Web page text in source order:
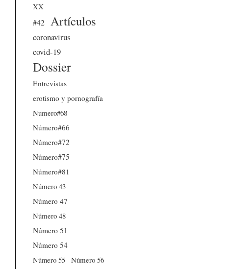
XX
#42
Artículos
coronavirus
covid-19
Dossier
Entrevistas
erotismo y pornografía
Numero#68
Número#66
Número#72
Número#75
Número#81
Número 43
Número 47
Número 48
Número 51
Número 54
Número 55
Número 56